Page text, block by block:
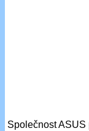
Společnost